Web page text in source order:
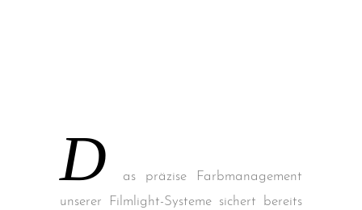
D
as präzise Farbmanagement
unserer Filmlight-Systeme sichert bereits